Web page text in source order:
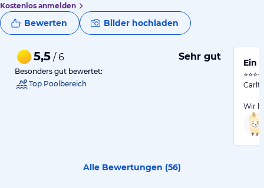
Kostenlos anmelden
Bewerten Bilder hochladen
5,5 / 6 Sehr gut
Besonders gut bewertet:
Top Poolbereich
Ein
Wir
Alle Bewertungen (56)